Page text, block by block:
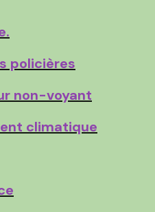
policières
non-voyant
climatique